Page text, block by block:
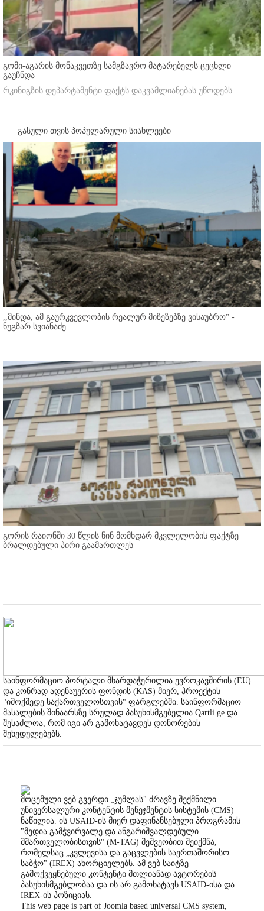
გომი-აგარის მონაკვეთზე სამგზავრო მატარებელს ცეცხლი
გაუჩნდა
რკინიგზის დეპარტამენტი ფაქტს დაკვამლიანებას უწოდებს.
გასული თვის პოპულარული სიახლეები
,,მინდა, ამ გაურკვევლობის რეალურ მიზეზებზე ვისაუბრო'' -
ნუგზარ სვიანაძე
გორის რაიონში 30 წლის წინ მომხდარ მკვლელობის ფაქტზე
ბრალდებული პირი გაამართლეს
საინფორმაციო პორტალი მხარდაჭერილია ევროკავშირის (EU)
და კონრად ადენაუერის ფონდის (KAS) მიერ, პროექტის
"იმოქმედე საქართველოსთვის" ფარგლებში. საინფორმაციო
მასალების შინაარსზე სრულად პასუხისმგებელია Qartli.ge და
შესაძლოა, რომ იგი არ გამოხატავდეს დონორების
შეხედულებებს.
მოცემული ვებ გვერდი „ჯუმლას" ძრავზე შექმნილი
უნივერსალური კონტენტის მენეჯმენტის სისტემის (CMS)
ნაწილია. ის USAID-ის მიერ დაფინანსებული პროგრამის
"მედია გამჭვირვალე და ანგარიშვალდებული
მმართველობისთვის" (M-TAG) მეშვეობით შეიქმნა,
რომელსაც „კვლევისა და გაცვლების საერთაშორისო
საბჭო" (IREX) ახორციელებს. ამ ვებ საიტზე
გამოქვეყნებული კონტენტი მთლიანად ავტორების
პასუხისმგებლობაა და ის არ გამოხატავს USAID-ისა და
IREX-ის პოზიციას.
This web page is part of Joomla based universal CMS system,